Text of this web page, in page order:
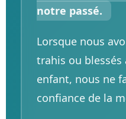
notre passé.
Lorsque nous
trahis ou
enfant, nous ne
confiance de la